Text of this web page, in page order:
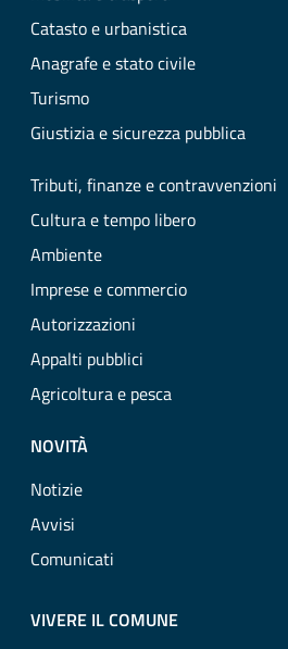
Catasto e urbanistica
Anagrafe e stato civile
Turismo
Giustizia e sicurezza pubblica
Tributi, finanze e contravvenzioni
Cultura e tempo libero
Ambiente
Imprese e commercio
Autorizzazioni
Appalti pubblici
Agricoltura e pesca
NOVITÀ
Notizie
Avvisi
Comunicati
VIVERE IL COMUNE